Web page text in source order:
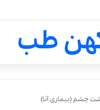
طب
چشم (بیماری آنا)